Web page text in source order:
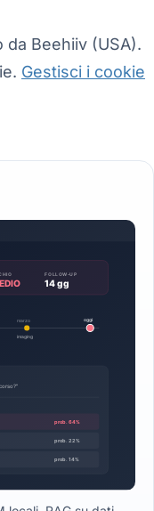
Beehiiv (USA).
Gestisci i cookie